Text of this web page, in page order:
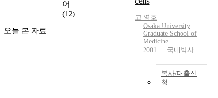
어
(12)
오늘 본 자료
displayed more
realisticthernes, whereas
Anglo-American children
enacted more fantastic
themes. Therewere cultural
differences in how children
communicated play.
Anglo-Atperican de-
scribcd play in terms of
their own activltles aDd
소하며, 욕구의 해방을 희
망하는 그들에게 조작된
메시지를 전한다. 이 메시
지는 또 새로운 욕구를 형
성하고 그 욕구의 해방을
위해 소비자는 재구매를
하게 된다. 결론에서 인포
머셜의 성장, 사회적인 의
미를 생각할 시, 그 경제적
진공프로세스(레이져 애
블레이션과 진공증착법)
에 의해 차례차례로 적충
시켰다. X선 회절 패턴의
해석과 FTIR, RHEED 해석
에 의해 양쪽 물질 모 두 결
정화한 적층막을 성장시
킨 것을 알았다. 또한 AFM
의 관찰에 의해 CuPc/
PbTe 그층막은 30Å정도의
고 영호
Osaka University
Graduate School of
Medicine
2001
국내박사
복사/대출신
청